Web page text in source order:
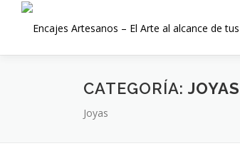
Saltar
CATEGORÍA: JOYAS
Joyas